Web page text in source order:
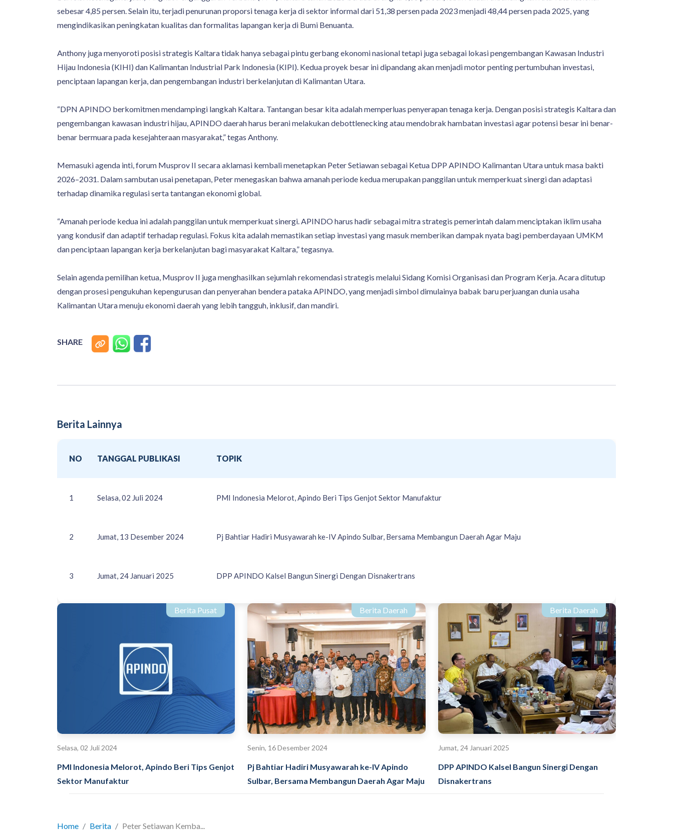
sebesar 4,85 persen. Selain itu, terjadi penurunan proporsi tenaga kerja di sektor informal dari 51,38 persen pada 2023 menjadi 48,44 persen pada 2025, yang
mengindikasikan peningkatan kualitas dan formalitas lapangan kerja di Bumi Benuanta.
Anthony juga menyoroti posisi strategis Kaltara tidak hanya sebagai pintu gerbang ekonomi nasional tetapi juga sebagai lokasi pengembangan Kawasan Industri
Hijau Indonesia (KIHI) dan Kalimantan Industrial Park Indonesia (KIPI). Kedua proyek besar ini dipandang akan menjadi motor penting pertumbuhan investasi,
penciptaan lapangan kerja, dan pengembangan industri berkelanjutan di Kalimantan Utara.
“DPN APINDO berkomitmen mendampingi langkah Kaltara. Tantangan besar kita adalah memperluas penyerapan tenaga kerja. Dengan posisi strategis Kaltara dan
pengembangan kawasan industri hijau, APINDO daerah harus berani melakukan debottlenecking atau mendobrak hambatan investasi agar potensi besar ini benar-
benar bermuara pada kesejahteraan masyarakat,” tegas Anthony.
Memasuki agenda inti, forum Musprov II secara aklamasi kembali menetapkan Peter Setiawan sebagai Ketua DPP APINDO Kalimantan Utara untuk masa bakti
2026–2031. Dalam sambutan usai penetapan, Peter menegaskan bahwa amanah periode kedua merupakan panggilan untuk memperkuat sinergi dan adaptasi
terhadap dinamika regulasi serta tantangan ekonomi global.
“Amanah periode kedua ini adalah panggilan untuk memperkuat sinergi. APINDO harus hadir sebagai mitra strategis pemerintah dalam menciptakan iklim usaha
yang kondusif dan adaptif terhadap regulasi. Fokus kita adalah memastikan setiap investasi yang masuk memberikan dampak nyata bagi pemberdayaan UMKM
dan penciptaan lapangan kerja berkelanjutan bagi masyarakat Kaltara,” tegasnya.
Selain agenda pemilihan ketua, Musprov II juga menghasilkan sejumlah rekomendasi strategis melalui Sidang Komisi Organisasi dan Program Kerja. Acara ditutup
dengan prosesi pengukuhan kepengurusan dan penyerahan bendera pataka APINDO, yang menjadi simbol dimulainya babak baru perjuangan dunia usaha
Kalimantan Utara menuju ekonomi daerah yang lebih tangguh, inklusif, dan mandiri.
SHARE
Berita Lainnya
NO TANGGAL PUBLIKASI TOPIK
1 Selasa, 02 Juli 2024 PMI Indonesia Melorot, Apindo Beri Tips Genjot Sektor Manufaktur
2 Jumat, 13 Desember 2024 Pj Bahtiar Hadiri Musyawarah ke-IV Apindo Sulbar, Bersama Membangun Daerah Agar Maju
3 Jumat, 24 Januari 2025 DPP APINDO Kalsel Bangun Sinergi Dengan Disnakertrans
Berita Pusat
Selasa, 02 Juli 2024
PMI Indonesia Melorot, Apindo Beri Tips Genjot
Sektor Manufaktur
Berita Daerah
Senin, 16 Desember 2024
Pj Bahtiar Hadiri Musyawarah ke-IV Apindo
Sulbar, Bersama Membangun Daerah Agar Maju
Berita Daerah
Jumat, 24 Januari 2025
DPP APINDO Kalsel Bangun Sinergi Dengan
Disnakertrans
Home Berita Peter Setiawan Kemba...